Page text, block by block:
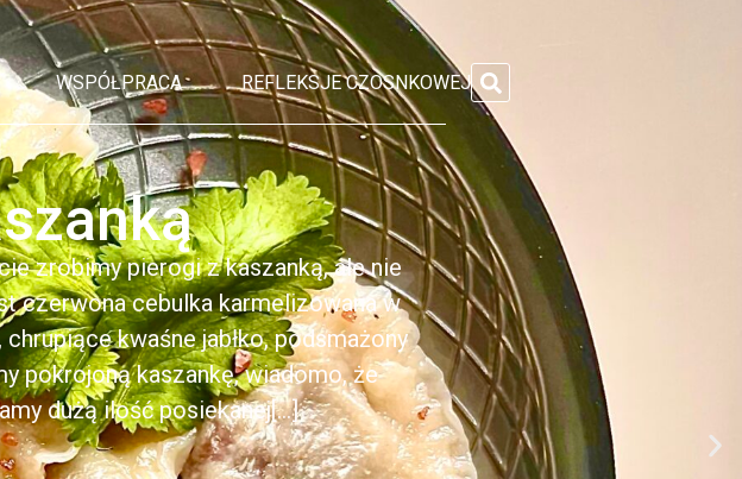
WSPÓŁPRACA REFLEKSJE CZOSNKOWEJ
zrobimy pierogi z kaszanką, ale nie
czerwona cebulka karmelizowana w
kwaśne jabłko, podsmażony
pokrojoną kaszankę, wiadomo, że
dużą ilość posiekanej[...]